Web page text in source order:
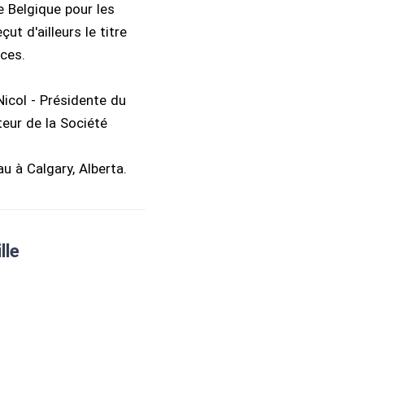
Belgique pour les
d'ailleurs le titre
- Présidente du
de la Société
à Calgary, Alberta.